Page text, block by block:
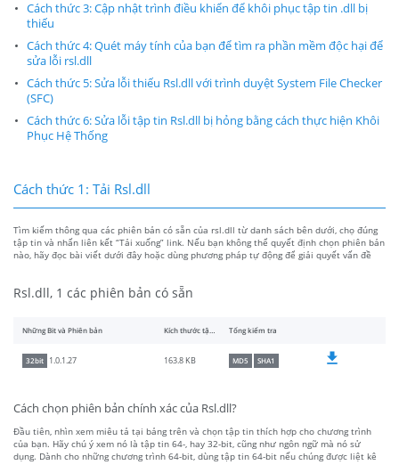
Cách thức 3: Cập nhật trình điều khiển để khôi phục tập tin .dll bị
thiếu
Cách thức 4: Quét máy tính của bạn để tìm ra phần mềm độc hại để
sửa lỗi rsl.dll
Cách thức 5: Sửa lỗi thiếu Rsl.dll với trình duyệt System File Checker
(SFC)
Cách thức 6: Sửa lỗi tập tin Rsl.dll bị hỏng bằng cách thực hiện Khôi
Phục Hệ Thống
Cách thức 1: Tải Rsl.dll
Tìm kiếm thông qua các phiên bản có sẵn của rsl.dll từ danh sách bên dưới, chọ đúng
tập tin và nhấn liên kết “Tải xuống” link. Nếu bạn không thể quyết định chọn phiên bản
nào, hãy đọc bài viết dưới đây hoặc dùng phương pháp tự động để giải quyết vấn đề
Rsl.dll, 1 các phiên bản có sẵn
Những Bit và Phiên bản Kích thước tập tin Tổng kiểm tra
32bit 1.0.1.27 163.8 KB MD5 SHA1
Cách chọn phiên bản chính xác của Rsl.dll?
Đầu tiên, nhìn xem miêu tả tại bảng trên và chọn tập tin thích hợp cho chương trình
của bạn. Hãy chú ý xem nó là tập tin 64-, hay 32-bit, cũng như ngôn ngữ mà nó sử
dụng. Dành cho những chương trình 64-bit, dùng tập tin 64-bit nếu chúng được liệt kê